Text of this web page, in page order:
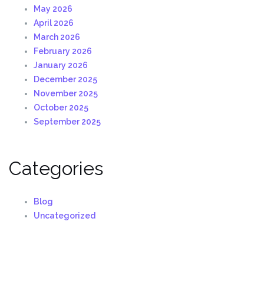
May 2026
April 2026
March 2026
February 2026
January 2026
December 2025
November 2025
October 2025
September 2025
Categories
Blog
Uncategorized